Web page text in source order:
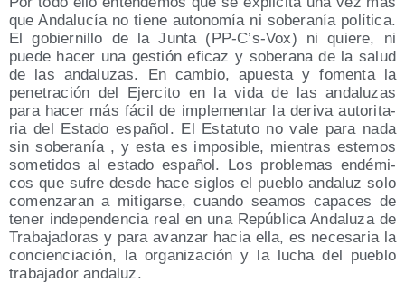
que Anda­lu­cía no tie­ne auto­no­mía ni sobe­ra­nía polí­ti­ca.
El gobier­ni­llo de la Jun­ta (PP‑C’s‑Vox) ni quie­re, ni
pue­de hacer una ges­tión efi­caz y sobe­ra­na de la salud
de las anda­lu­zas. En cam­bio, apues­ta y fomen­ta la
pene­tra­ción del Ejer­ci­to en la vida de las anda­lu­zas
para hacer más fácil de imple­men­tar la deri­va auto­ri­ta­
ria del Esta­do espa­ñol. El Esta­tu­to no vale para nada
sin sobe­ra­nía , y esta es impo­si­ble, mien­tras este­mos
some­ti­dos al esta­do espa­ñol. Los pro­ble­mas endé­mi­
cos que sufre des­de hace siglos el pue­blo anda­luz solo
comen­za­ran a miti­gar­se, cuan­do sea­mos capa­ces de
tener inde­pen­den­cia real en una Repú­bli­ca Anda­lu­za de
Tra­ba­ja­do­ras y para avan­zar hacia ella, es nece­sa­ria la
con­cien­cia­ción, la orga­ni­za­ción y la lucha del pue­blo
tra­ba­ja­dor andaluz.